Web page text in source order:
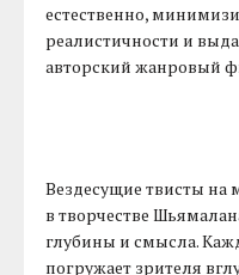
естественно,
реалистичности и
авторский жанровый
Вездесущие твисты на
в творчестве
глубины и смысла.
погружает зрителя